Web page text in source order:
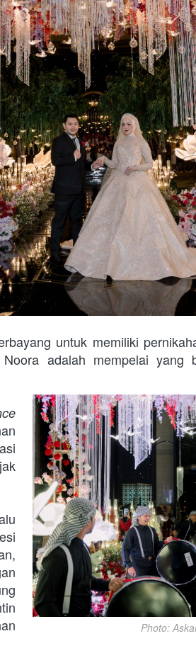
untuk memiliki
adalah mempelai yang
Photo: